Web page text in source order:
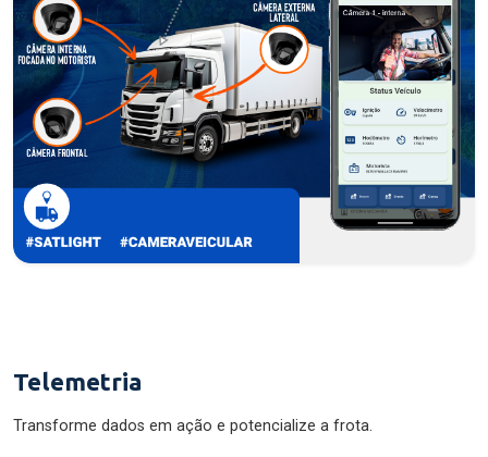
Telemetria
Transforme dados em ação e potencialize a frota.